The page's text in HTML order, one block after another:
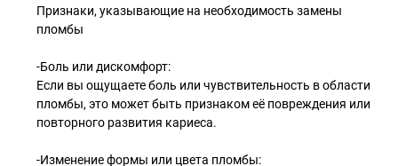
Признаки, указывающие на необходимость замены
пломбы
-Боль или дискомфорт:
Если вы ощущаете боль или чувствительность в области
пломбы, это может быть признаком её повреждения или
повторного развития кариеса.
-Изменение формы или цвета пломбы: